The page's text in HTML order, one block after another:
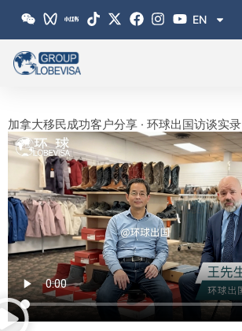
EN
加拿大移民成功客户分享 · 环球出国访谈实录